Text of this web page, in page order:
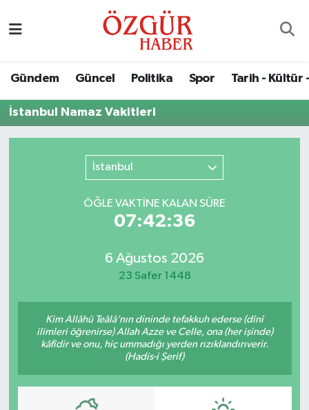
Gündem Güncel Politika Spor Tarih - Kültür
İstanbul Namaz Vakitleri
İstanbul
ÖĞLE VAKTİNE KALAN SÜRE
07:42:36
6 Ağustos 2026
23 Safer 1448
Kim Allâhü Teâlâ’nın dininde tefakkuh ederse (dînî
ilimleri öğrenirse) Allah Azze ve Celle, ona (her işinde)
kâfîdir ve onu, hiç ummadığı yerden rızıklandırıverir.
(Hadis-i Şerif)
Ekonomi
Sağlık
Tarih - Kültür - Sanat - Turizm
Nöbetçi Eczaneler
Trafik Durumu
Tüm Manşetler
Son Dakika Haberleri